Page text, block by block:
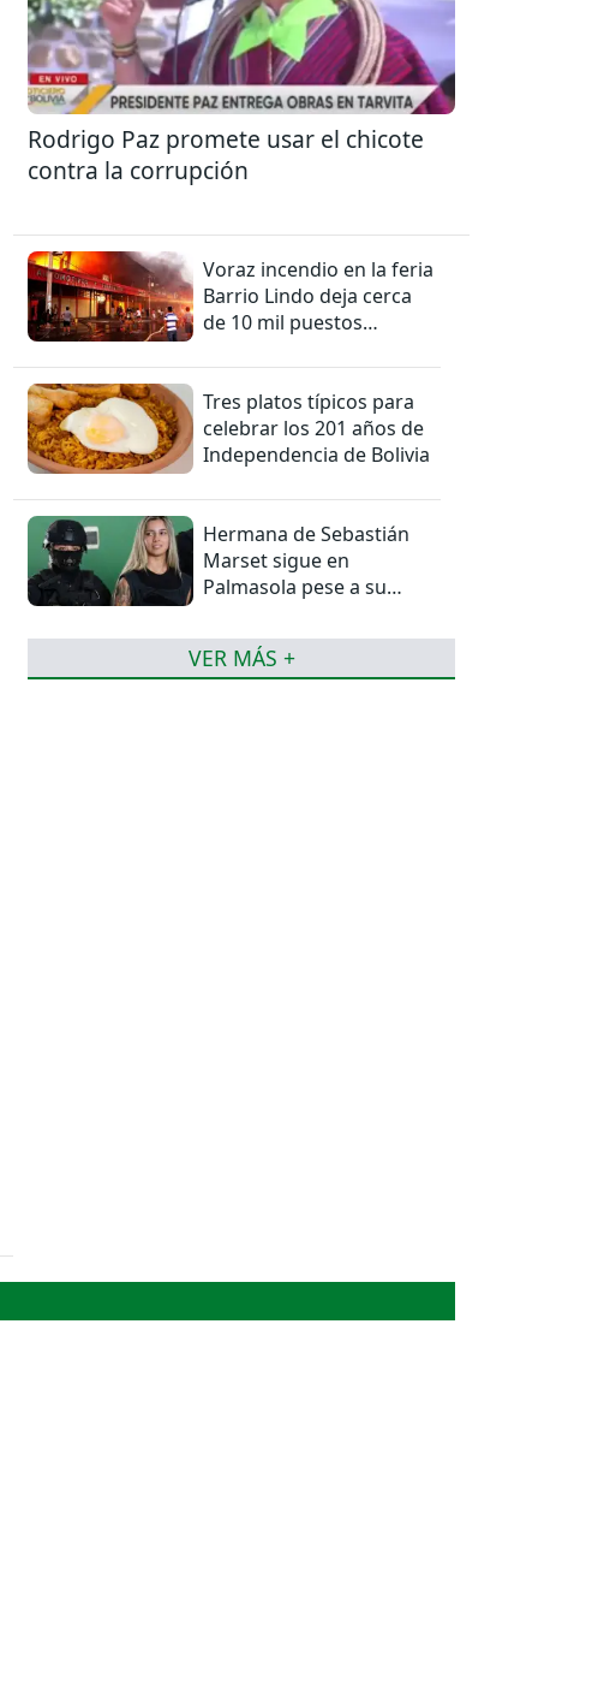
Rodrigo Paz promete usar el chicote
contra la corrupción
Voraz incendio en la feria
Barrio Lindo deja cerca
de 10 mil puestos
Tres platos típicos para
celebrar los 201 años de
Independencia de Bolivia
Hermana de Sebastián
Marset sigue en
Palmasola pese a su
VER MÁS +